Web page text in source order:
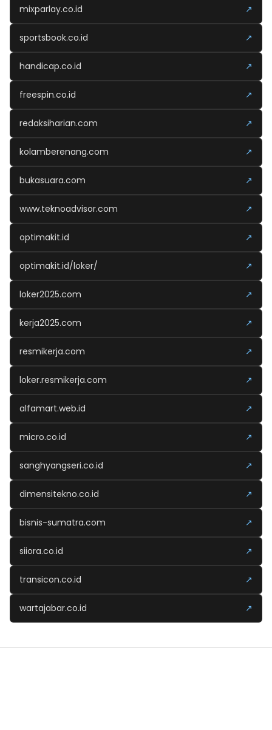
mixparlay.co.id ↗
sportsbook.co.id ↗
handicap.co.id ↗
freespin.co.id ↗
redaksiharian.com ↗
kolamberenang.com ↗
bukasuara.com ↗
www.teknoadvisor.com ↗
optimakit.id ↗
optimakit.id/loker/ ↗
loker2025.com ↗
kerja2025.com ↗
resmikerja.com ↗
loker.resmikerja.com ↗
alfamart.web.id ↗
micro.co.id ↗
sanghyangseri.co.id ↗
dimensitekno.co.id ↗
bisnis-sumatra.com ↗
siiora.co.id ↗
transicon.co.id ↗
wartajabar.co.id ↗